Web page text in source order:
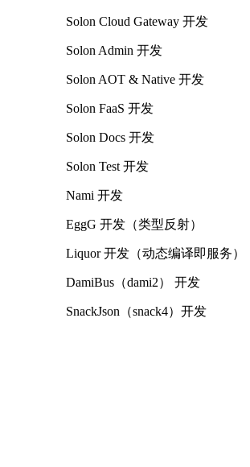
Solon Cloud Gateway 开发
Solon Admin 开发
Solon AOT & Native 开发
Solon FaaS 开发
Solon Docs 开发
Solon Test 开发
Nami 开发
EggG 开发（类型反射）
Liquor 开发（动态编译即服务）
DamiBus（dami2） 开发
SnackJson（snack4）开发